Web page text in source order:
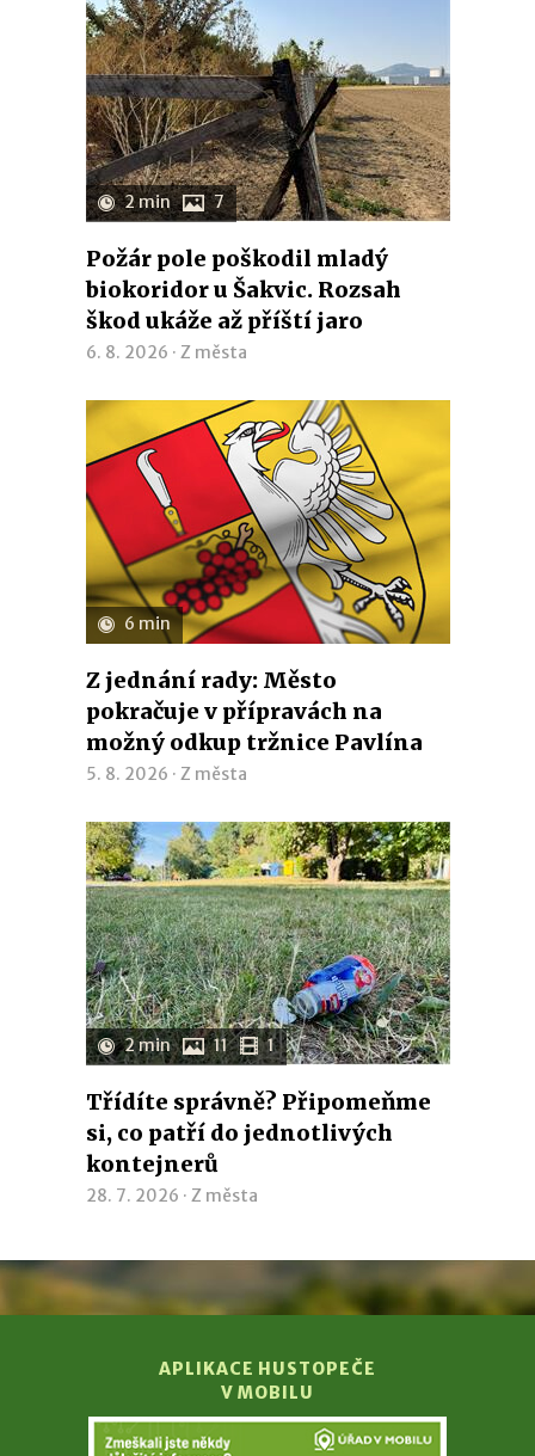
2 min 7
Požár pole poškodil mladý
biokoridor u Šakvic. Rozsah
škod ukáže až příští jaro
6. 8. 2026 · Z města
6 min
Z jednání rady: Město
pokračuje v přípravách na
možný odkup tržnice Pavlína
5. 8. 2026 · Z města
2 min 11 1
Třídíte správně? Připomeňme
si, co patří do jednotlivých
kontejnerů
28. 7. 2026 · Z města
APLIKACE HUSTOPEČE
V MOBILU